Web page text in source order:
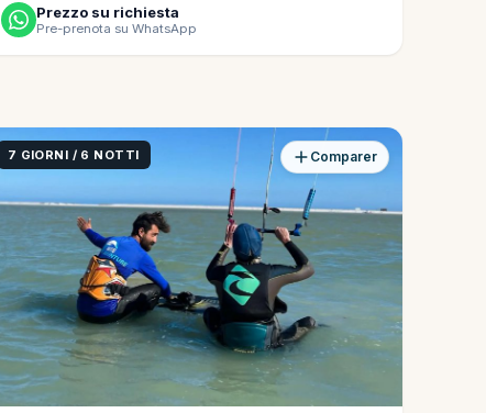
Prezzo su richiesta
Pre-prenota su WhatsApp
7 GIORNI / 6 NOTTI Comparer